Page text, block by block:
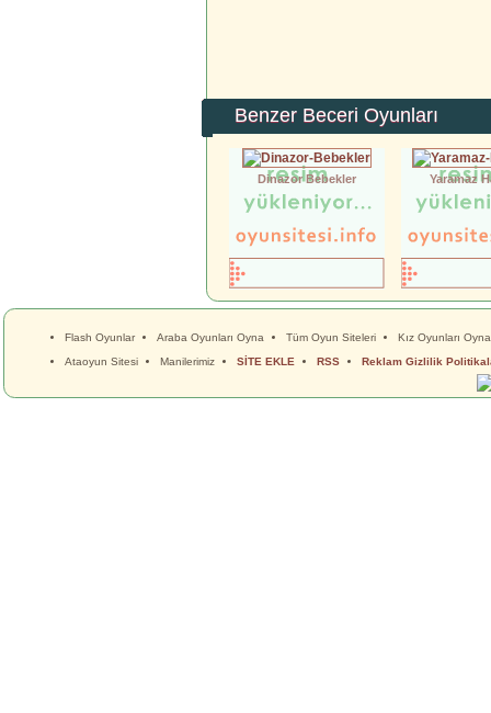
Benzer Beceri Oyunları
Dinazor Bebekler Yaramaz
Flash Oyunlar Araba Oyunları Oyna Tüm Oyun Siteleri
Kız Oyunları Oyna
Ataoyun Sitesi
Manilerimiz SİTE EKLE RSS Reklam Gizlilik